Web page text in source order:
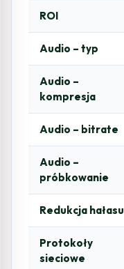
ROI
Audio – typ
Audio –
kompresja
Audio – bitrate
Audio –
próbkowanie
Redukcja hałasu
Protokoły
sieciowe